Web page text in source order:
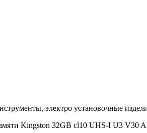
электро установочные
Kingston 32GB cl10 UHS-I U3 V30